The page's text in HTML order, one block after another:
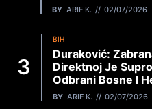
BY ARIF K. 02/07/2026
BIH
Duraković:
Direktnoj Je
Odbrani Bosne I
BY ARIF K. 02/07/2026